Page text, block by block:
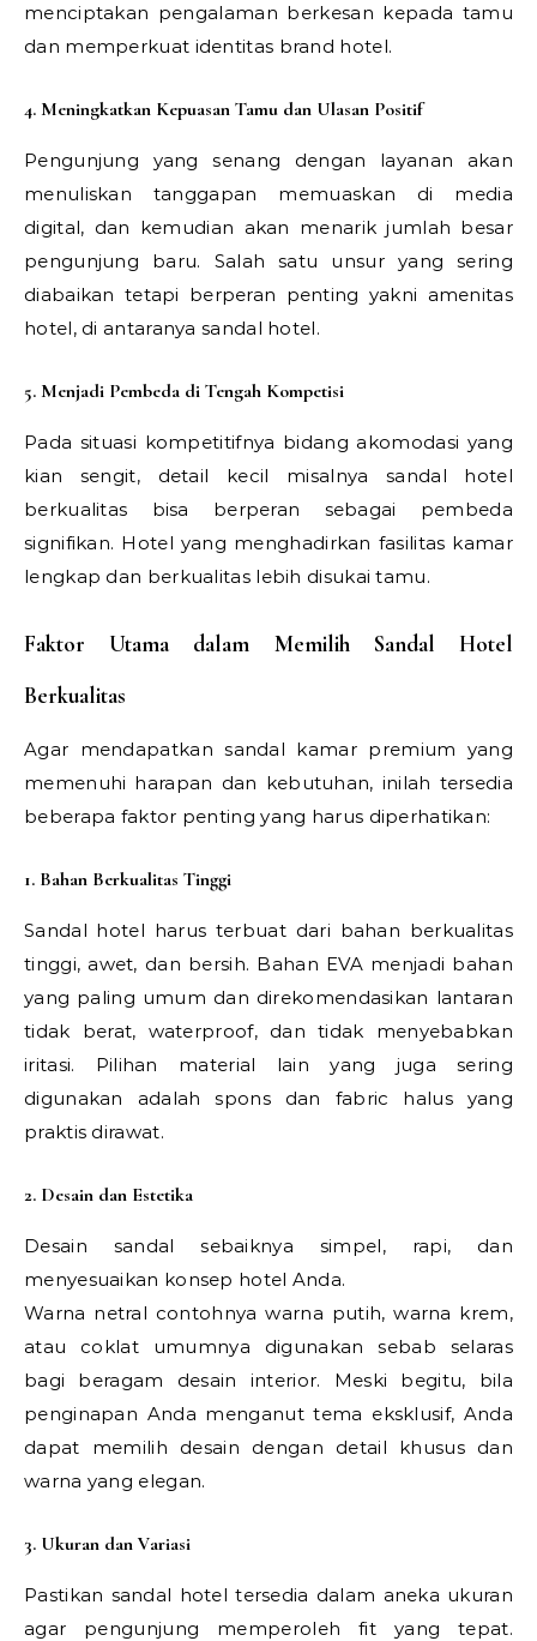
menciptakan pengalaman berkesan kepada tamu
dan memperkuat identitas brand hotel.
4. Meningkatkan Kepuasan Tamu dan Ulasan Positif
Pengunjung yang senang dengan layanan akan
menuliskan tanggapan memuaskan di media
digital, dan kemudian akan menarik jumlah besar
pengunjung baru. Salah satu unsur yang sering
diabaikan tetapi berperan penting yakni amenitas
hotel, di antaranya sandal hotel.
5. Menjadi Pembeda di Tengah Kompetisi
Pada situasi kompetitifnya bidang akomodasi yang
kian sengit, detail kecil misalnya sandal hotel
berkualitas bisa berperan sebagai pembeda
signifikan. Hotel yang menghadirkan fasilitas kamar
lengkap dan berkualitas lebih disukai tamu.
Faktor Utama dalam Memilih Sandal Hotel
Berkualitas
Agar mendapatkan sandal kamar premium yang
memenuhi harapan dan kebutuhan, inilah tersedia
beberapa faktor penting yang harus diperhatikan:
1. Bahan Berkualitas Tinggi
Sandal hotel harus terbuat dari bahan berkualitas
tinggi, awet, dan bersih. Bahan EVA menjadi bahan
yang paling umum dan direkomendasikan lantaran
tidak berat, waterproof, dan tidak menyebabkan
iritasi. Pilihan material lain yang juga sering
digunakan adalah spons dan fabric halus yang
praktis dirawat.
2. Desain dan Estetika
Desain sandal sebaiknya simpel, rapi, dan
menyesuaikan konsep hotel Anda.
Warna netral contohnya warna putih, warna krem,
atau coklat umumnya digunakan sebab selaras
bagi beragam desain interior. Meski begitu, bila
penginapan Anda menganut tema eksklusif, Anda
dapat memilih desain dengan detail khusus dan
warna yang elegan.
3. Ukuran dan Variasi
Pastikan sandal hotel tersedia dalam aneka ukuran
agar pengunjung memperoleh fit yang tepat.